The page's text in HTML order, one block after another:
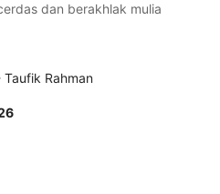
dan berakhlak mulia
Taufik Rahman